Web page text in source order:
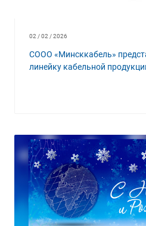
02 / 02 / 2026
СООО «Минсккабель»
линейку кабельной